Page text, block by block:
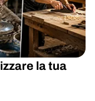
la tua